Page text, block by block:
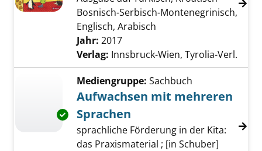
Bosnisch-Serbisch-Montenegrinisch,
Englisch, Arabisch
Suche nach diesem Verfasser
Jahr: 2017
Verlag: Innsbruck-Wien, Tyrolia-Verl.
Exemplar-Details von Aufwachsen mit
Mediengruppe: Sachbuch
Aufwachsen mit mehreren
Sprachen
sprachliche Förderung in der Kita:
das Praxismaterial ; [in Schuber]